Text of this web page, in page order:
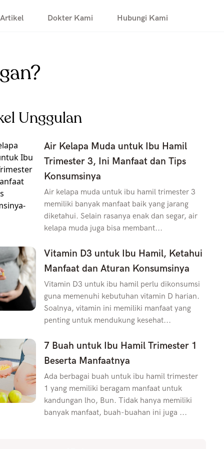
Artikel Dokter Kami Hubungi Kami
Unggulan
Air Kelapa Muda untuk Ibu Hamil
Trimester 3, Ini Manfaat dan Tips
Konsumsinya
Air kelapa muda untuk ibu hamil trimester 3
memiliki banyak manfaat baik yang jarang
diketahui. Selain rasanya enak dan segar, air
kelapa muda juga bisa membant...
Vitamin D3 untuk Ibu Hamil, Ketahui
Manfaat dan Aturan Konsumsinya
Vitamin D3 untuk ibu hamil perlu dikonsumsi
guna memenuhi kebutuhan vitamin D harian.
Soalnya, vitamin ini memiliki manfaat yang
penting untuk mendukung kesehat...
7 Buah untuk Ibu Hamil Trimester 1
Beserta Manfaatnya
Ada berbagai buah untuk ibu hamil trimester
1 yang memiliki beragam manfaat untuk
kandungan lho, Bun. Tidak hanya memiliki
banyak manfaat, buah-buahan ini juga ...